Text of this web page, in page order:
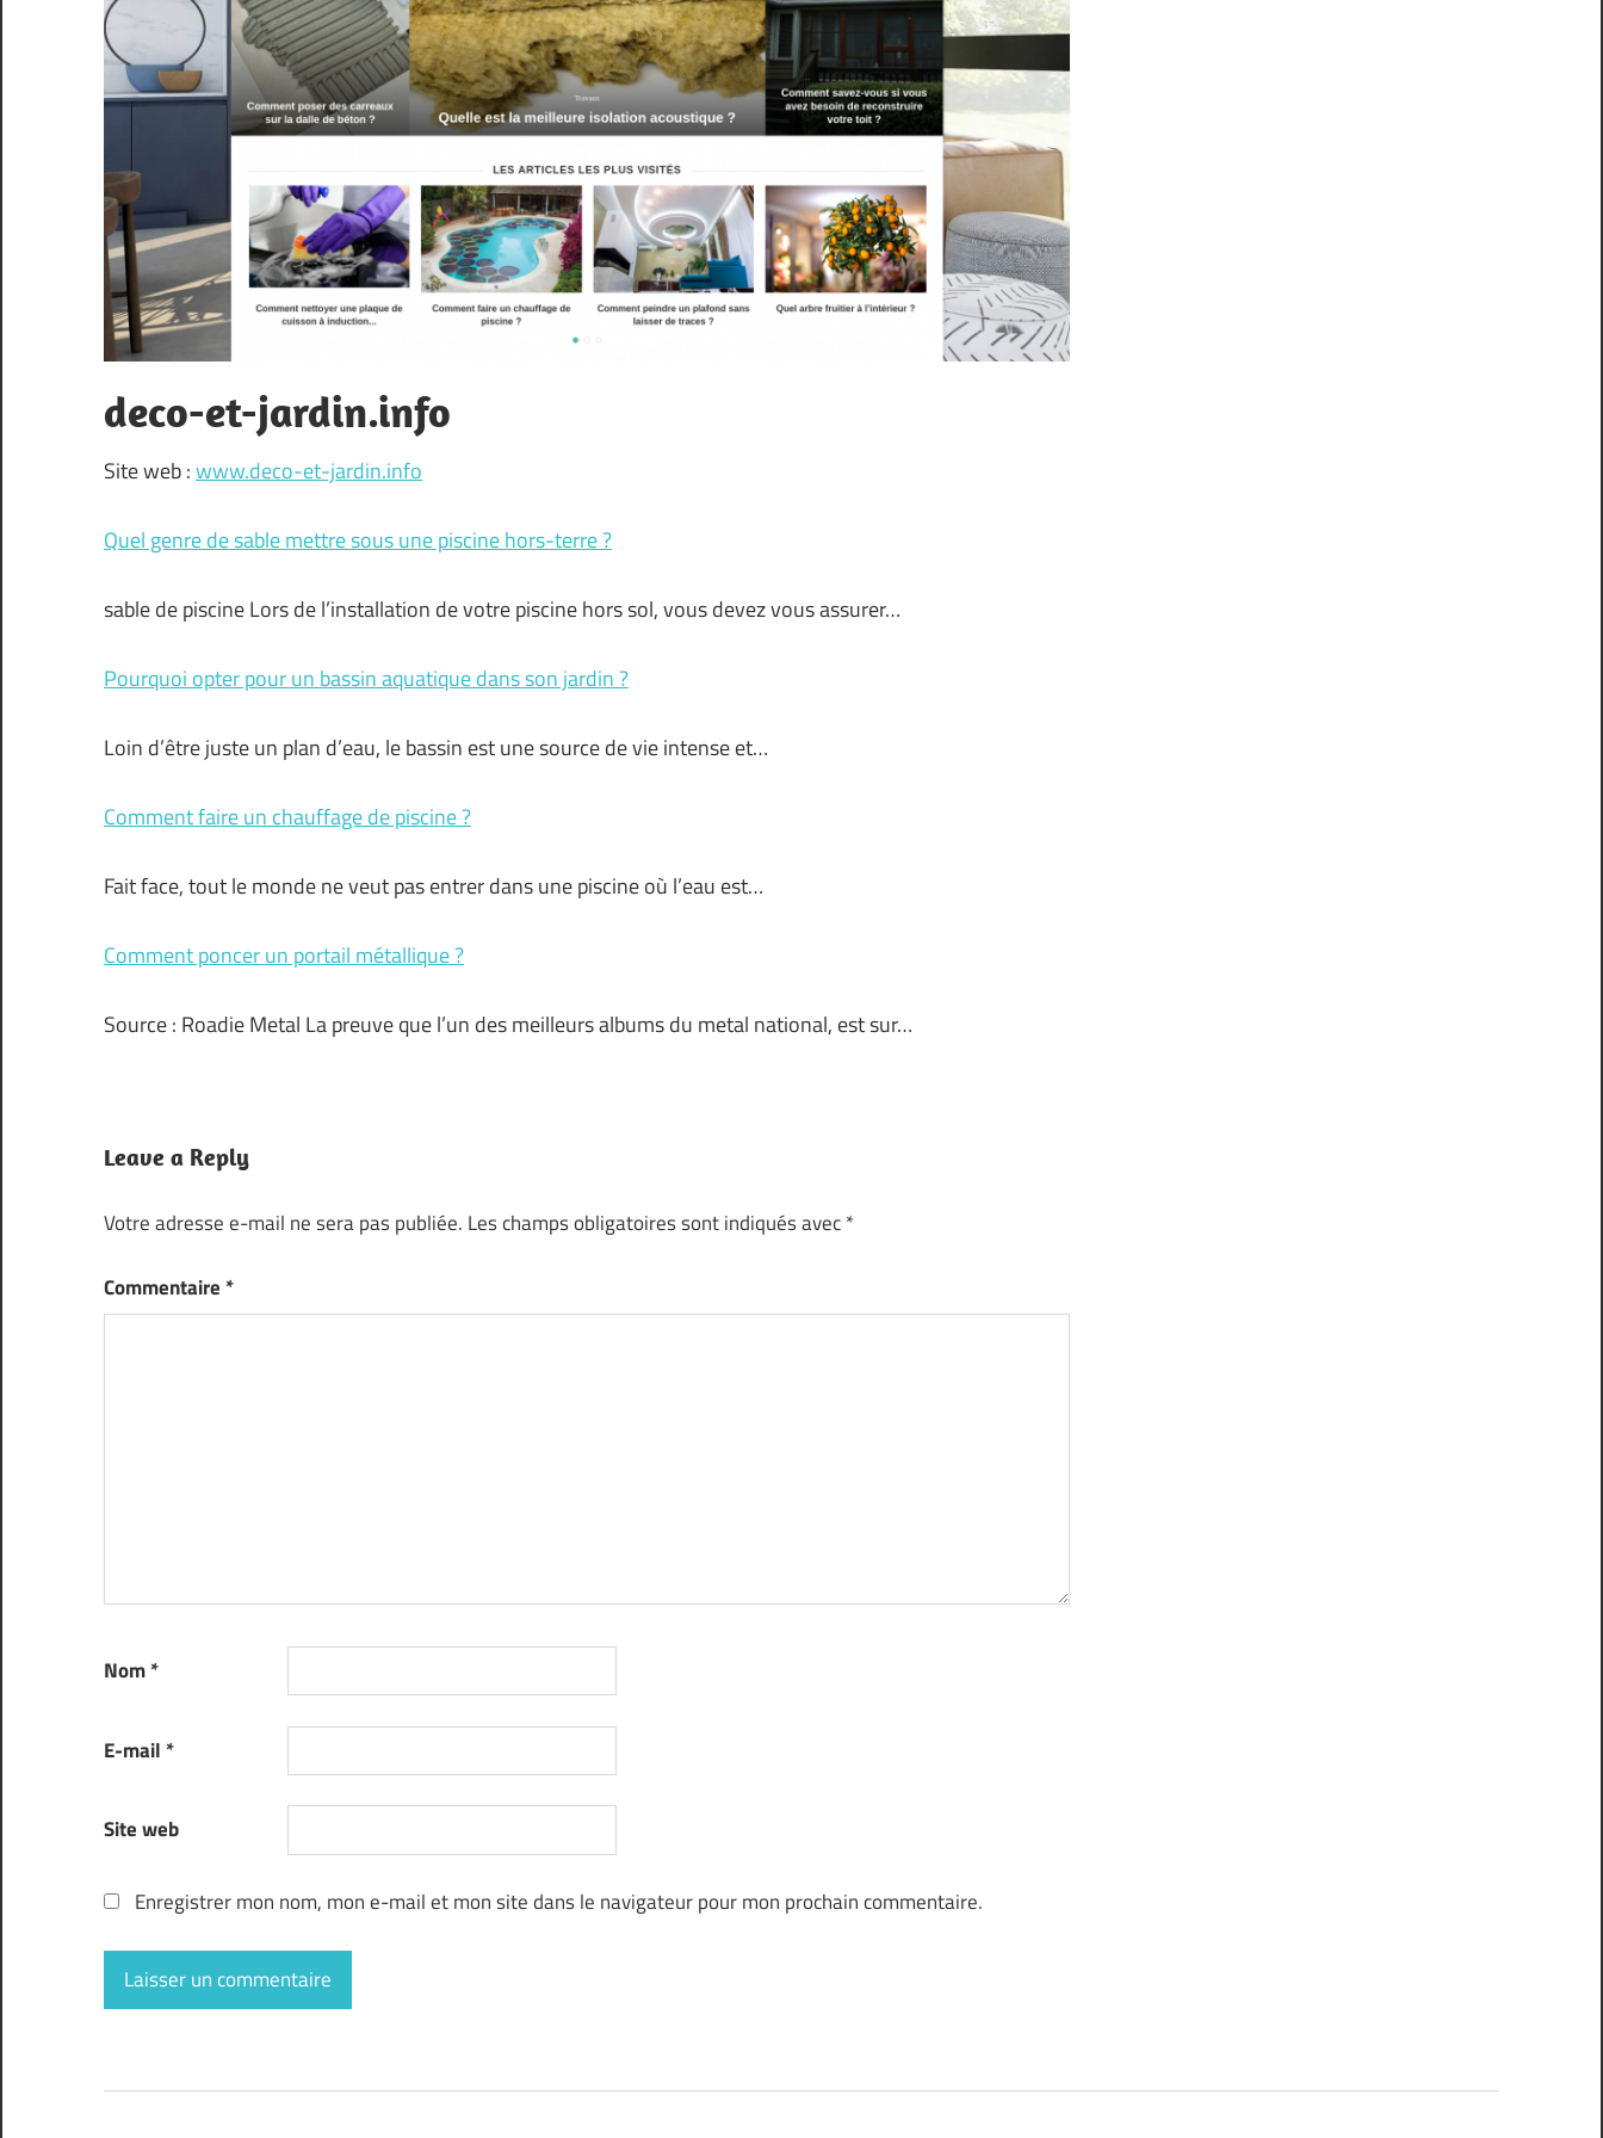
deco-et-jardin.info
Site web :www.deco-et-jardin.info
Quel genre de sable mettre sous une piscine hors-terre ?
sable de piscine Lors de l’installation de votre piscine hors sol, vous devez vous assurer…
Pourquoi opter pour un bassin aquatique dans son jardin ?
Loin d’être juste un plan d’eau, le bassin est une source de vie intense et…
Comment faire un chauffage de piscine ?
Fait face, tout le monde ne veut pas entrer dans une piscine où l’eau est…
Comment poncer un portail métallique ?
Source : Roadie Metal La preuve que l’un des meilleurs albums du metal national, est sur…
Leave a Reply
Votre adresse e-mail ne sera pas publiée. Les champs obligatoires sont indiqués avec*
Commentaire *
Nom*
E-mail *
Site web
Enregistrer mon nom, mon e-mail et mon site dans le navigateur pour mon prochain commentaire.